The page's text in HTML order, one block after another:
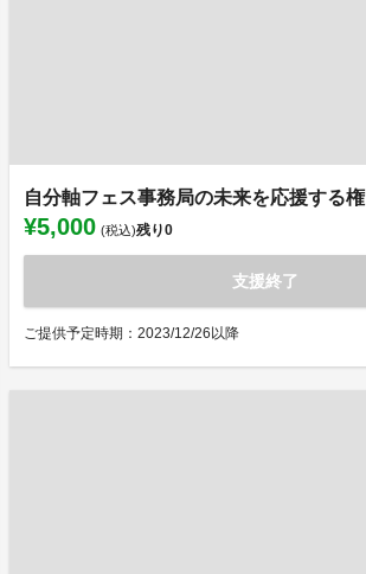
自分軸フェス事務局の未来を応援する権
¥5,000 (税込)残り0
支援終了
ご提供予定時期：2023/12/26以降